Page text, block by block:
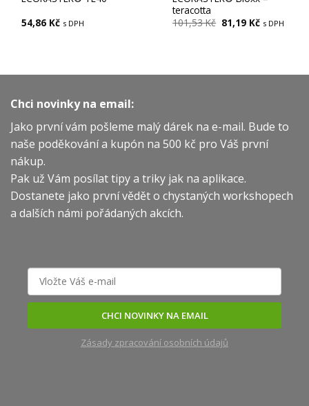
54,86 Kč s DPH
teracotta
101,53Kč Původní
cena
81,19 KčAktuální
cena
s DPH
Chci novinky na email:
Jako první vám pošleme malý dárek na e-mail. Bude to
naše poděkování a kupón na 500 kč pro Váš první
nákup.
Pak už Vám posílat tipy a triky jak na aplikace.
Dostanete jako první vědět o chystaných workshopech
a dalších námi pořádaných akcích.
CHCI NOVINKY NA EMAIL
Zásady zpracování osobních údajů